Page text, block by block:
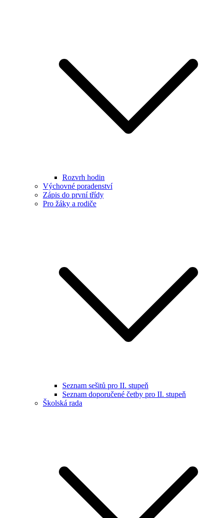
Rozvrh hodin
Výchovné poradenství
Zápis do první třídy
Pro žáky a rodiče
Seznam sešitů pro II. stupeň
Seznam doporučené četby pro II. stupeň
Školská rada